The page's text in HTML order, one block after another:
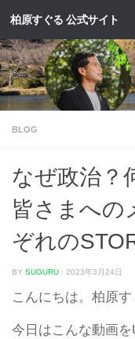
コンテンツへスキップ
柏原すぐる 公式サイト
BLOG
なぜ政治？
皆さまへ
ぞれの
BY SUGURU · 2023年3月24日
こんにちは。柏原す
今日はこんな動画を